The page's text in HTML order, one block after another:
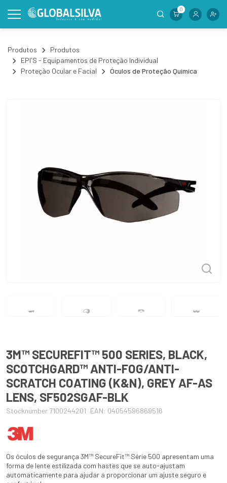
0
Produtos
Produtos
EPI'S - Equipamentos de Proteção Individual
Proteção Ocular e Facial
Óculos de Proteção Química
3M™ SECUREFIT™ 500 SERIES, BLACK,
SCOTCHGARD™ ANTI-FOG/ANTI-
SCRATCH COATING (K&N), GREY AF-AS
LENS, SF502SGAF-BLK
Stocknumber 7100244201 EAN: 04054596869516
Os óculos de segurança 3M™ SecureFit™ Série 500 apresentam uma
forma de lente estilizada com hastes que se auto-ajustam
automaticamente para ajudar a proporcionar um ajuste seguro e